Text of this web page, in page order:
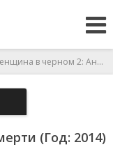
в черном 2: Ангел смерти
(Год: 2014)